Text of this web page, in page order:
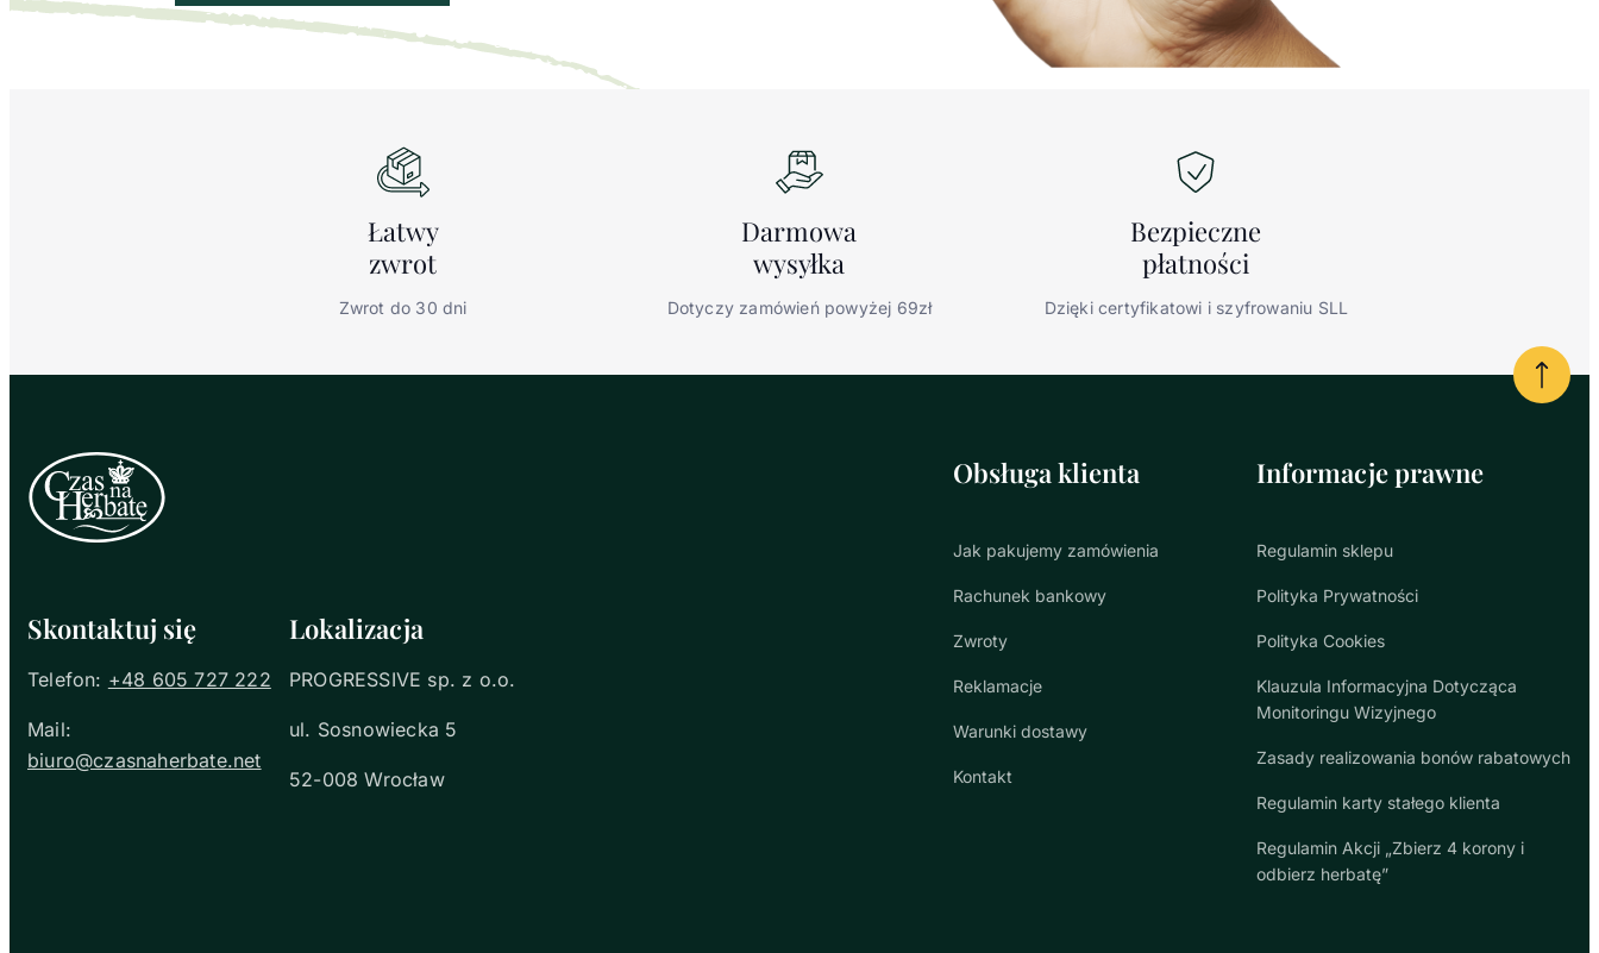
Łatwy
zwrot
Zwrot do 30 dni
Darmowa
wysyłka
Dotyczy zamówień powyżej 69zł
Bezpieczne
płatności
Dzięki certyfikatowi i szyfrowaniu SLL
Skontaktuj się
Telefon: +48 605 727 222
Mail:
biuro@czasnaherbate.net
Lokalizacja
PROGRESSIVE sp. z o.o.
ul. Sosnowiecka 5
52-008 Wrocław
Obsługa klienta
Jak pakujemy zamówienia
Rachunek bankowy
Zwroty
Reklamacje
Warunki dostawy
Kontakt
Informacje prawne
Regulamin sklepu
Polityka Prywatności
Polityka Cookies
Klauzula Informacyjna Dotycząca
Monitoringu Wizyjnego
Zasady realizowania bonów rabatowych
Regulamin karty stałego klienta
Regulamin Akcji „Zbierz 4 korony i
odbierz herbatę”